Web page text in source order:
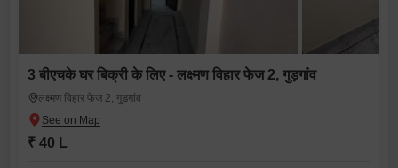
3 बीएचके घर बिक्री के लिए - लक्ष्मण विहार फेज 2, गुड़गांव
लक्ष्मण विहार फेज 2, गुड़गांव
₹ 40 L